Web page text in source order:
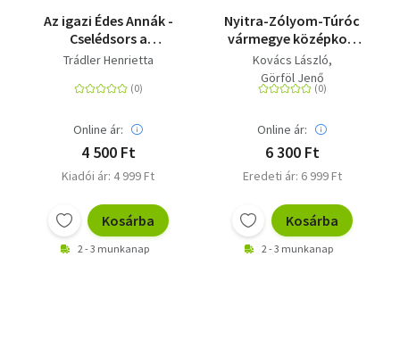
Az igazi Édes Annák -
Cselédsors a
fővárosban
Trádler Henrietta
Online ár:
4 500 Ft
Kiadói ár: 4 999 Ft
Kosárba
2 - 3 munkanap
Nyitra-Zólyom-Túróc
vármegye középkori
templomai
Kovács László
Görföl Jenő
Online ár:
6 300 Ft
Eredeti ár: 6 999 Ft
Kosárba
2 - 3 munkanap